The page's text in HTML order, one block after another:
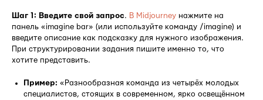
Шаг 1: Введите свой запрос. В Midjourney нажмите на
панель «imagine bar» (или используйте команду /imagine) и
введите описание как подсказку для нужного изображения.
При структурировании задания пишите именно то, что
хотите представить.
Пример: «Разнообразная команда из четырёх молодых
специалистов, стоящих в современном, ярко освещённом